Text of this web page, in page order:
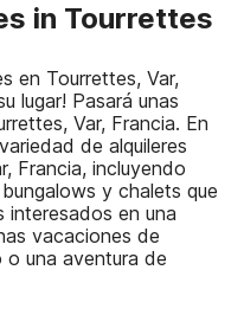
in Tourrettes
en Tourrettes, Var,
lugar! Pasará unas
Var, Francia. En
de alquileres
Francia, incluyendo
y chalets que
interesados en una
vacaciones de
una aventura de